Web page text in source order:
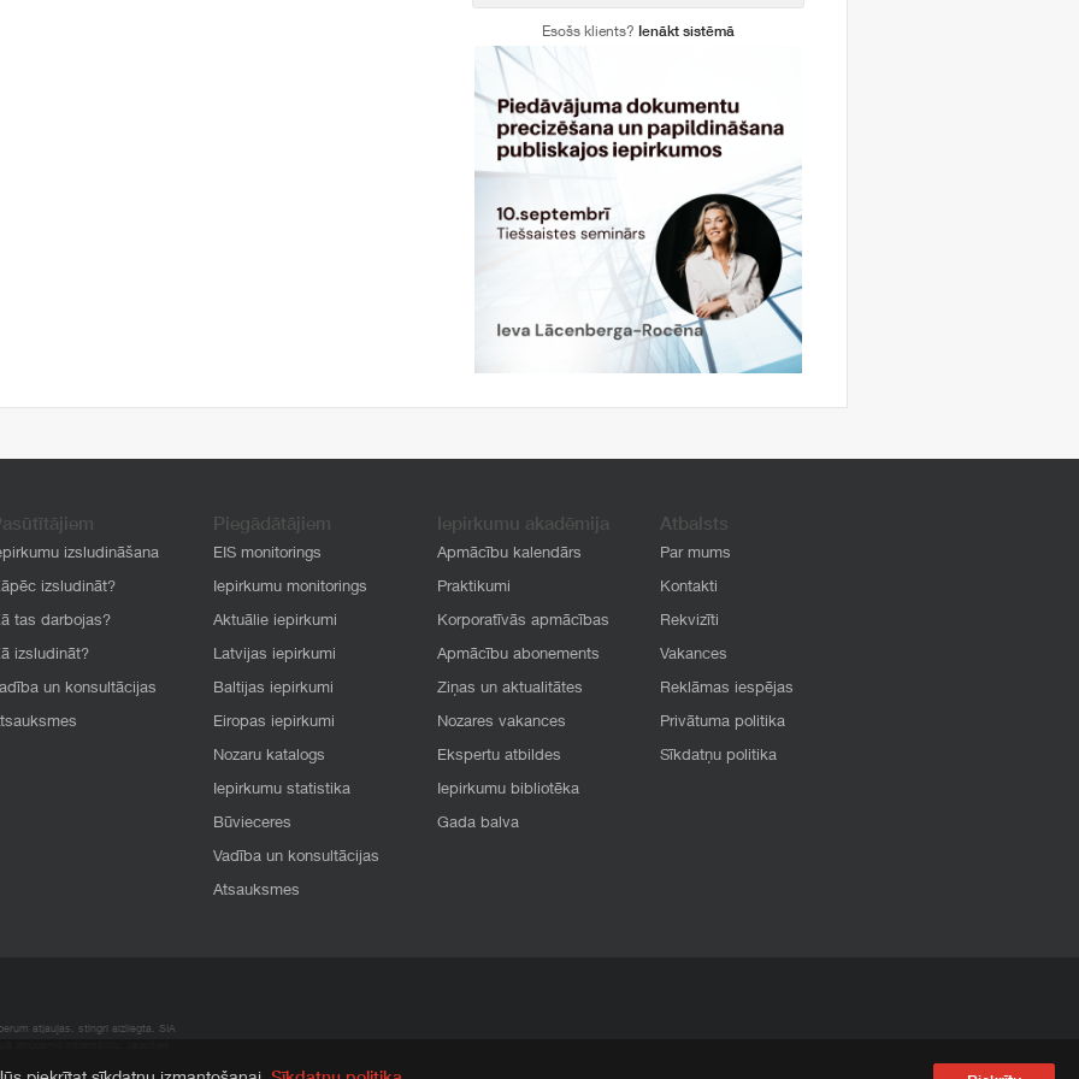
Esošs klients? Ienākt sistēmā
izsludināšana
izsludināt?
tas darbojas?
izsludināt?
un konsultācijas
Piegādātājiem
EIS monitorings
Iepirkumu monitorings
Aktuālie iepirkumi
Latvijas iepirkumi
Baltijas iepirkumi
Eiropas iepirkumi
Nozaru katalogs
Iepirkumu statistika
Būvieceres
Vadība un konsultācijas
Atsauksmes
Iepirkumu akadēmija
Apmācību kalendārs
Praktikumi
Korporatīvās apmācības
Apmācību abonements
Ziņas un aktualitātes
Nozares vakances
Ekspertu atbildes
Iepirkumu bibliotēka
Gada balva
Atbalsts
Par mums
Kontakti
Rekvizīti
Vakances
Reklāmas iespējas
Privātuma politika
Sīkdatņu politika
atļaujas, stingri aizliegta. SIA